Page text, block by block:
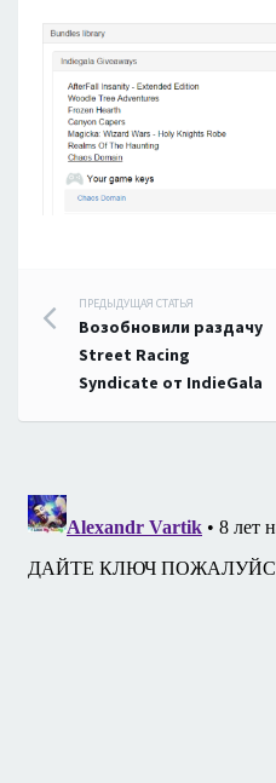
Навигация
по
записям
ПРЕДЫДУЩАЯ СТАТЬЯ
Возобновили раздачу
Street Racing
Syndicate от IndieGala